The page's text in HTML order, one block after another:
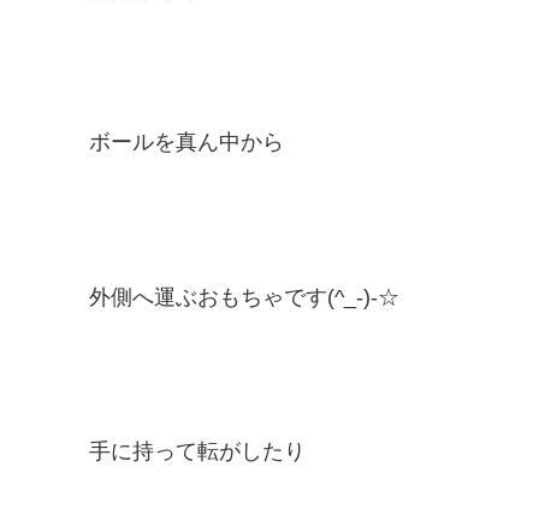
ボールを真ん中から
外側へ運ぶおもちゃです(^_-)-☆
手に持って転がしたり